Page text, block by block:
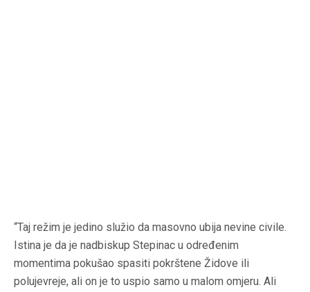
“Taj režim je jedino služio da masovno ubija nevine civile.
Istina je da je nadbiskup Stepinac u određenim
momentima pokušao spasiti pokrštene Židove ili
polujevreje, ali on je to uspio samo u malom omjeru. Ali